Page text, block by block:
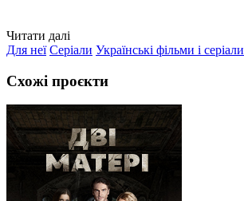
Читати далі
Для неї Серіали Українські фільми і серіали
Схожі проєкти